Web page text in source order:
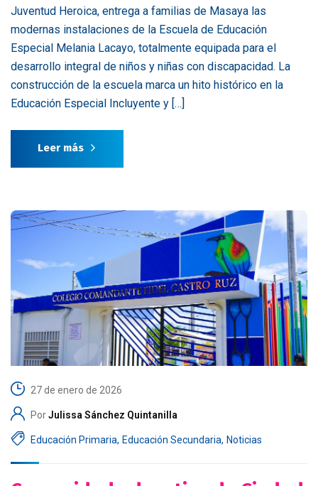
Juventud Heroica, entrega a familias de Masaya las
modernas instalaciones de la Escuela de Educación
Especial Melania Lacayo, totalmente equipada para el
desarrollo integral de niños y niñas con discapacidad. La
construcción de la escuela marca un hito histórico en la
Educación Especial Incluyente y […]
Leer más
27 de enero de 2026
PorJulissa Sánchez Quintanilla
Educación Primaria, Educación Secundaria, Noticias